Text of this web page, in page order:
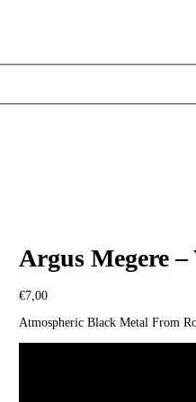
Argus Megere
€7,00
Atmospheric Black Metal From